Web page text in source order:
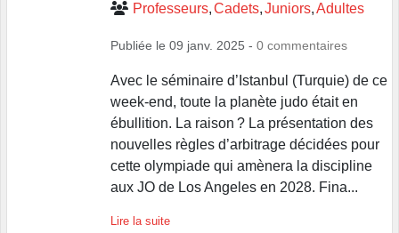
Professeurs Cadets Juniors Adultes
Publiée le 09 janv. 2025 - 0 commentaires
Avec le séminaire d’Istanbul (Turquie) de ce
week-end, toute la planète judo était en
ébullition. La raison ? La présentation des
nouvelles règles d’arbitrage décidées pour
cette olympiade qui amènera la discipline
aux JO de Los Angeles en 2028. Fina...
Lire la suite